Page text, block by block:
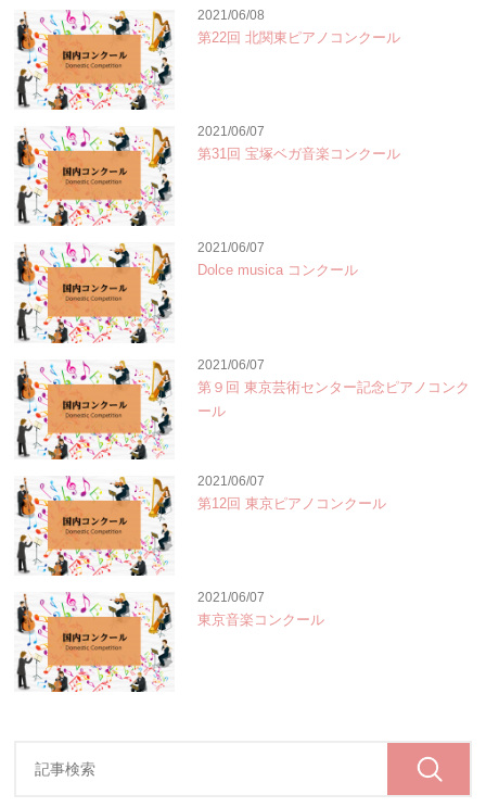
2021/06/08
第22回 北関東ピアノコンクール
2021/06/07
第31回 宝塚ベガ音楽コンクール
2021/06/07
Dolce musica コンクール
2021/06/07
第９回 東京芸術センター記念ピアノコンク
ール
2021/06/07
第12回 東京ピアノコンクール
2021/06/07
東京音楽コンクール